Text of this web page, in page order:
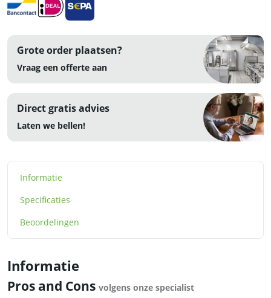
Grote order plaatsen?
Vraag een offerte aan
Direct gratis advies
Laten we bellen!
Informatie
Specificaties
Beoordelingen
Informatie
Pros and Cons volgens onze specialist